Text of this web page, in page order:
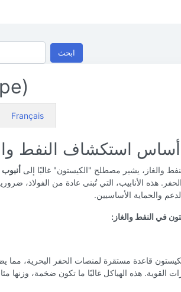
ابحث
Français
استكشاف النفط
والغاز، يشير مصطلح "الكيستون" غالبًا إلى
هذه الأنابيب، التي تُبنى عادة من الفولاذ،
والحماية الأساسيين.
في النفط والغاز:
قاعدة مستقرة لمنصات الحفر البحرية، مما
القوية. هذه الهياكل غالبًا ما تكون ضخمة، وزنها